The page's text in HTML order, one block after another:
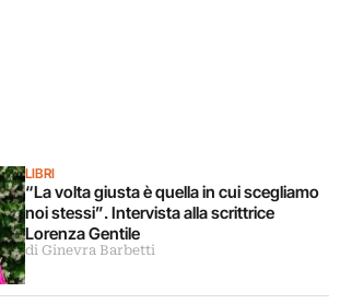
LIBRI
“La volta giusta è quella in cui scegliamo
noi stessi”. Intervista alla scrittrice
Lorenza Gentile
di Ginevra Barbetti